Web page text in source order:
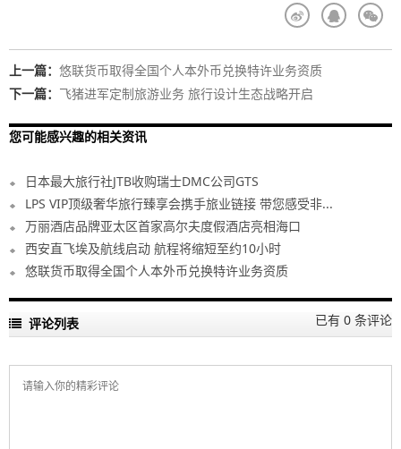
上一篇： 悠联货币取得全国个人本外币兑换特许业务资质
下一篇： 飞猪进军定制旅游业务 旅行设计生态战略开启
您可能感兴趣的相关资讯
日本最大旅行社JTB收购瑞士DMC公司GTS
LPS VIP顶级奢华旅行臻享会携手旅业链接 带您感受非...
万丽酒店品牌亚太区首家高尔夫度假酒店亮相海口
西安直飞埃及航线启动 航程将缩短至约10小时
悠联货币取得全国个人本外币兑换特许业务资质
评论列表 已有 0 条评论